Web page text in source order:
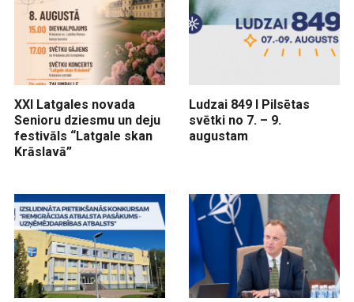
XXI Latgales novada
Senioru dziesmu un deju
festivāls “Latgale skan
Krāslavā”
Ludzai 849 I Pilsētas
svētki no 7. – 9.
augustam